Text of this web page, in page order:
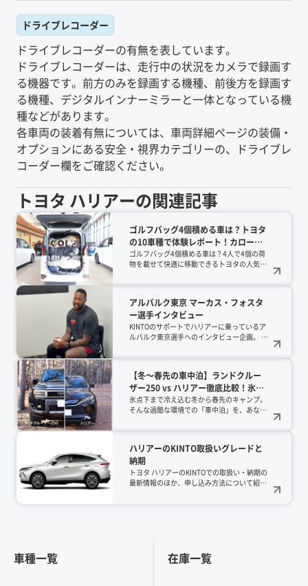
ドライブレコーダー
ドライブレコーダーの有無を表しています。
ドライブレコーダーは、走行中の状況をカメラで録画す
る機器です。前方のみを録画する機種、前後方を録画す
る機種、デジタルインナーミラーと一体となっている機
種などがあります。
各車両の装着有無については、車両詳細ページの装備・
オプションにある安全・視界カテゴリーの、ドライブレ
コーダー欄をご確認ください。
トヨタ ハリアーの関連記事
ゴルフバッグ4個積める車は？トヨタ
の10車種で体験レポート！カローラ
クロス、ライズ、ハリアー、ランク
ルなどの人気SUVやミニバン、ルー
ゴルフバッグ4個積める車は？4人で4個の荷
物を載せて快適に移動できるトヨタの人気10
わからないリアルな収納術を公開中です。
アルバルク東京 マーカス・フォスタ
ー選手インタビュー
KINTOのサポートでハリアーに乗っているア
ルバルク東京選手へのインタビュー企画。 今
【冬～春先の車中泊】ランドクルー
ザー250 vs ハリアー徹底比較！氷点
下を乗り切る「道具偏愛」レイヤリ
ング術
氷点下まで冷え込む冬から春先のキャンプ。
そんな過酷な環境での「車中泊」を、あなた
250と、洗練されたハリアーの2台で、リア
ルな寝心地を徹底検証してきました。道具を
愛する「道具偏愛キャンパー」の視点から、
専用の冬用シュラフに頼らず、「日常でも使
ハリアーのKINTO取扱いグレードと
納期
トヨタ ハリアーのKINTOでの取扱い・納期の
最新情報のほか、申し込み方法について紹介
車種一覧 在庫一覧